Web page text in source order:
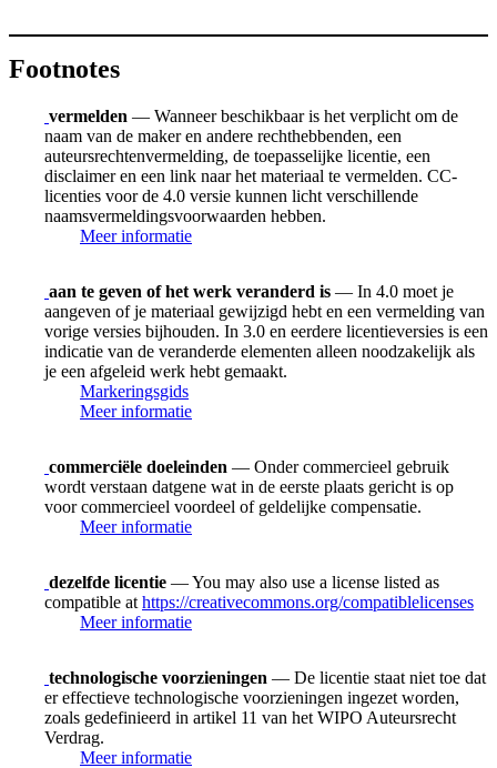
Footnotes
vermelden — Wanneer beschikbaar is het verplicht om de
naam van de maker en andere rechthebbenden, een
auteursrechtenvermelding, de toepasselijke licentie, een
disclaimer en een link naar het materiaal te vermelden. CC-
licenties voor de 4.0 versie kunnen licht verschillende
naamsvermeldingsvoorwaarden hebben.
Meer informatie
aan te geven of het werk veranderd is — In 4.0 moet je
aangeven of je materiaal gewijzigd hebt en een vermelding van
vorige versies bijhouden. In 3.0 en eerdere licentieversies is een
indicatie van de veranderde elementen alleen noodzakelijk als
je een afgeleid werk hebt gemaakt.
Markeringsgids
Meer informatie
commerciële doeleinden — Onder commercieel gebruik
wordt verstaan datgene wat in de eerste plaats gericht is op
voor commercieel voordeel of geldelijke compensatie.
Meer informatie
dezelfde licentie — You may also use a license listed as
compatible at https://creativecommons.org/compatiblelicenses
Meer informatie
technologische voorzieningen — De licentie staat niet toe dat
er effectieve technologische voorzieningen ingezet worden,
zoals gedefinieerd in artikel 11 van het WIPO Auteursrecht
Verdrag.
Meer informatie